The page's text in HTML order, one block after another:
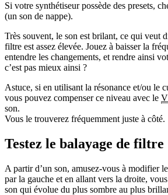
Si votre synthétiseur possède des presets,
(un son de nappe).
Très souvent, le son est brilant, ce qui veut
filtre est assez élevée. Jouez à baisser la
entendre les changements, et rendre ainsi
c’est pas mieux ainsi ?
Astuce, si en utilisant la résonance et/ou le
vous pouvez compenser ce niveau avec le
son.
Vous le trouverez fréquemment juste à côté.
Testez le balayage de filtre
A partir d’un son, amusez-vous à modifier
par la gauche et en allant vers la droite,
son qui évolue du plus sombre au plus